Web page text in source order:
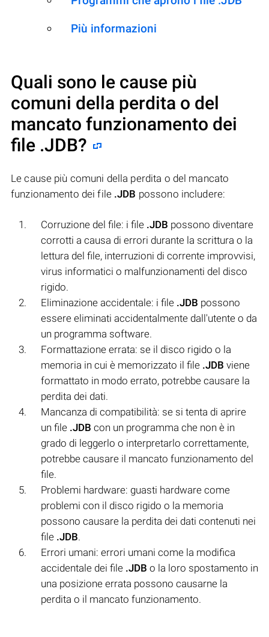
Più informazioni
Quali sono le cause più
comuni della perdita o del
mancato funzionamento dei
file .JDB?
Le cause più comuni della perdita o del mancato
funzionamento dei file .JDB possono includere:
Corruzione del file: i file .JDB possono diventare
corrotti a causa di errori durante la scrittura o la
lettura del file, interruzioni di corrente improvvisi,
virus informatici o malfunzionamenti del disco
rigido.
Eliminazione accidentale: i file .JDB possono
essere eliminati accidentalmente dall'utente o da
un programma software.
Formattazione errata: se il disco rigido o la
memoria in cui è memorizzato il file .JDB viene
formattato in modo errato, potrebbe causare la
perdita dei dati.
Mancanza di compatibilità: se si tenta di aprire
un file .JDB con un programma che non è in
grado di leggerlo o interpretarlo correttamente,
potrebbe causare il mancato funzionamento del
file.
Problemi hardware: guasti hardware come
problemi con il disco rigido o la memoria
possono causare la perdita dei dati contenuti nei
file .JDB.
Errori umani: errori umani come la modifica
accidentale dei file .JDB o la loro spostamento in
una posizione errata possono causarne la
perdita o il mancato funzionamento.